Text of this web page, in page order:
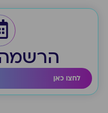
הרשמה
לחצו כאן